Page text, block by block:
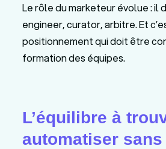
Le rôle du marketeur évolue : il
engineer, curator, arbitre. Et
positionnement qui doit être
formation des équipes.
L’équilibre à
automatiser sans